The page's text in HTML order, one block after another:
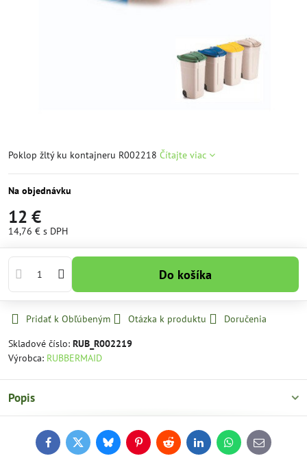
Poklop žltý ku kontajneru R002218 Čítajte viac
Na objednávku
12 €
14,76 € s DPH
Do košíka
Pridať k Obľúbeným Otázka k produktu
Doručenia
Skladové číslo: RUB_R002219
Výrobca: RUBBERMAID
Popis
FacebookTwitterBlueskyPinterestReddit LinkedInWhatsApp
E-
mail